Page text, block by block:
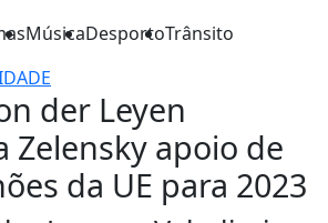
MúsicaDesportoTrânsito
der Leyen
Zelensky apoio de
da UE para 2023